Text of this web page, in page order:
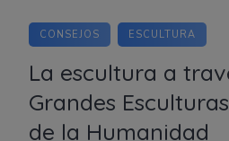
CONSEJOS ESCULTURA
La escultura a
Grandes
de la Humanidad